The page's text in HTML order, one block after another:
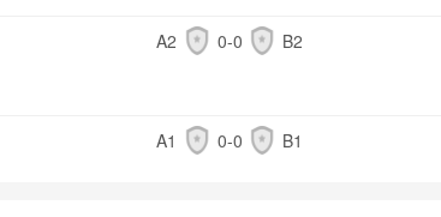
A2 0-0 B2
A1 0-0 B1